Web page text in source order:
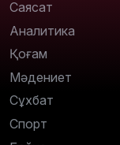
Саясат
Аналитика
Қоғам
Мәдениет
Сұхбат
Спорт